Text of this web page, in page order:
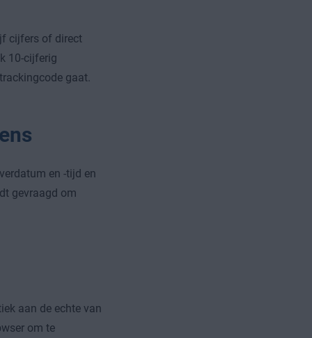
cijfers of direct
10-cijferig
gaat.
en -tijd en
gevraagd om
aan de echte van
om te